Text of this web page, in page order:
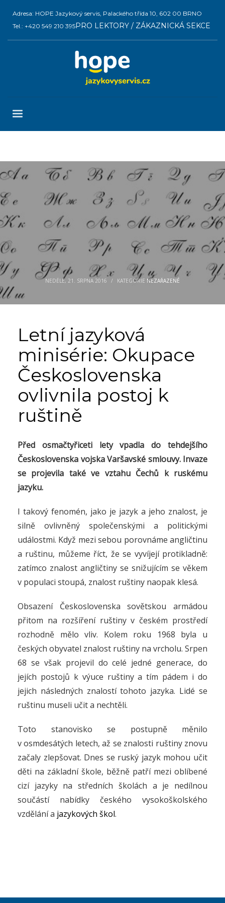
Adresa: HOPE Jazykový servis, Palackého třída 10, 602 00 BRNO
Tel.: +420 549 210 395PRO LEKTORY / ZÁKAZNICKÁ SEKCE
NEDĚLE, 21. SRPNA 2016 / KATEGORIE NEZAŘAZENÉ
Letní jazyková
minisérie: Okupace
Československa
ovlivnila postoj k
ruštině
Před osmačtyřiceti lety vpadla do tehdejšího
Československa vojska Varšavské smlouvy. Invaze
se projevila také ve vztahu Čechů k ruskému
jazyku.
I takový fenomén, jako je jazyk a jeho znalost, je
silně ovlivněný společenskými a politickými
událostmi. Když mezi sebou porovnáme angličtinu
a ruštinu, můžeme říct, že se vyvíjejí protikladně:
zatímco znalost angličtiny se snižujícím se věkem
v populaci stoupá, znalost ruštiny naopak klesá.
Obsazení Československa sovětskou armádou
přitom na rozšíření ruštiny v českém prostředí
rozhodně mělo vliv. Kolem roku 1968 byla u
českých obyvatel znalost ruštiny na vrcholu. Srpen
68 se však projevil do celé jedné generace, do
jejích postojů k výuce ruštiny a tím pádem i do
jejich následných znalostí tohoto jazyka. Lidé se
ruštinu museli učit a nechtěli.
Toto stanovisko se postupně měnilo
v osmdesátých letech, až se znalosti ruštiny znovu
začaly zlepšovat. Dnes se ruský jazyk mohou učit
děti na základní škole, běžně patří mezi oblíbené
cizí jazyky na středních školách a je nedílnou
součástí nabídky českého vysokoškolského
vzdělání a jazykových škol.